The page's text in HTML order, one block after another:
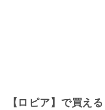
【ロピア】で買え